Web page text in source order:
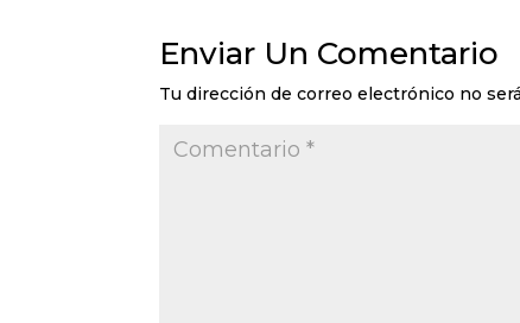
Enviar Un Comentario
Tu dirección de correo electrónico no